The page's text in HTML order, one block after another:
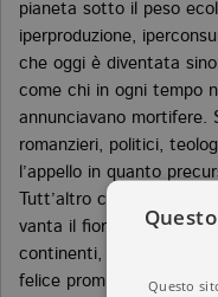
pianeta sotto il peso
iperproduzione,
che oggi è diventata
come chi in ogni tempo
annunciavano
romanzieri, politici,
l’appello in quanto
Tutt’altro che gracile,
vanta il fior fiore del
continenti, configurando
felice promiscuità viQuesto